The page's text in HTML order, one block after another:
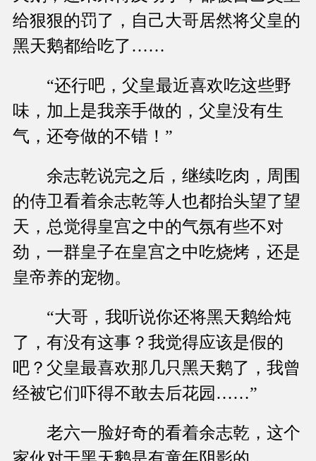
给狠狠的罚了，自己大哥居然将父皇的
黑天鹅都给吃了……
“还行吧，父皇最近喜欢吃这些野
味，加上是我亲手做的，父皇没有生
气，还夸做的不错！”
余志乾说完之后，继续吃肉，周围
的侍卫看着余志乾等人也都抬头望了望
天，总觉得皇宫之中的气氛有些不对
劲，一群皇子在皇宫之中吃烧烤，还是
皇帝养的宠物。
“大哥，我听说你还将黑天鹅给炖
了，有没有这事？我觉得应该是假的
吧？父皇最喜欢那几只黑天鹅了，我曾
经被它们吓得不敢去后花园……”
老六一脸好奇的看着余志乾，这个